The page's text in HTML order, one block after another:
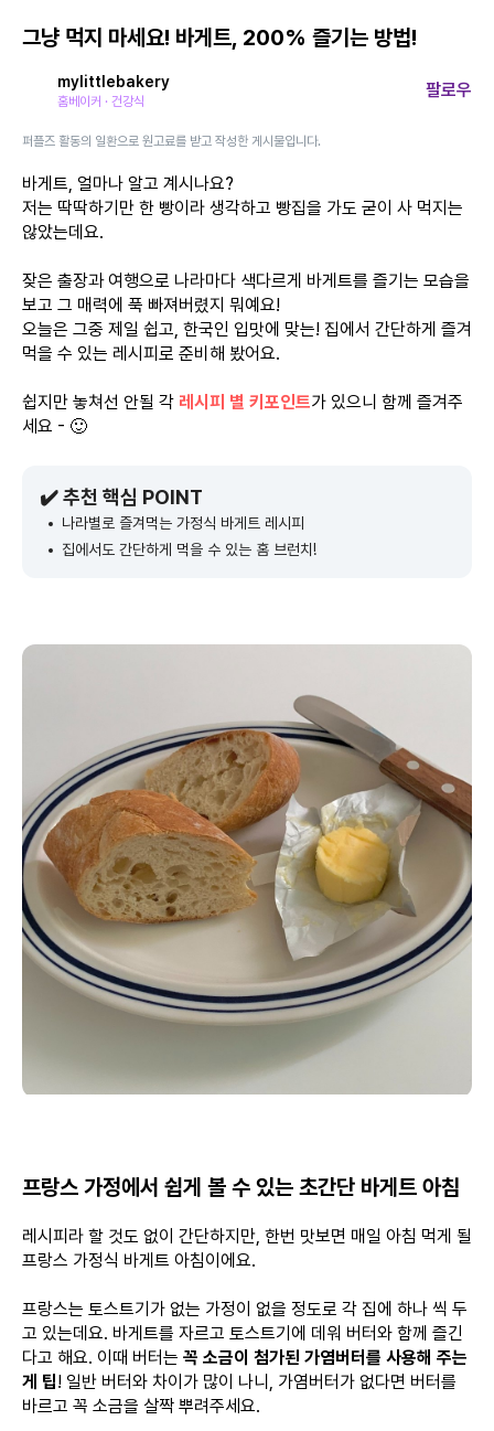
그냥 먹지 마세요! 바게트, 200% 즐기는 방법!
mylittlebakery
홈베이커 · 건강식
팔로우
퍼플즈 활동의 일환으로 원고료를 받고 작성한 게시물입니다.
바게트, 얼마나 알고 계시나요?
저는 딱딱하기만 한 빵이라 생각하고 빵집을 가도 굳이 사 먹지는
않았는데요.
잦은 출장과 여행으로 나라마다 색다르게 바게트를 즐기는 모습을
보고 그 매력에 푹 빠져버렸지 뭐예요!
오늘은 그중 제일 쉽고, 한국인 입맛에 맞는! 집에서 간단하게 즐겨
먹을 수 있는 레시피로 준비해 봤어요.
쉽지만 놓쳐선 안될 각 레시피 별 키포인트가 있으니 함께 즐겨주
세요 - 🙂
✔️ 추천 핵심 POINT
나라별로 즐겨먹는 가정식 바게트 레시피
집에서도 간단하게 먹을 수 있는 홈 브런치!
프랑스 가정에서 쉽게 볼 수 있는 초간단 바게트 아침
레시피라 할 것도 없이 간단하지만, 한번 맛보면 매일 아침 먹게 될
프랑스 가정식 바게트 아침이에요.
프랑스는 토스트기가 없는 가정이 없을 정도로 각 집에 하나 씩 두
고 있는데요. 바게트를 자르고 토스트기에 데워 버터와 함께 즐긴
다고 해요. 이때 버터는 꼭 소금이 첨가된 가염버터를 사용해 주는
게 팁! 일반 버터와 차이가 많이 나니, 가염버터가 없다면 버터를
바르고 꼭 소금을 살짝 뿌려주세요.